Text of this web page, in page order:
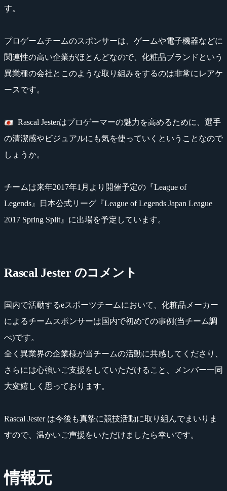
す。
プロゲームチームのスポンサーは、ゲームや電子機器などに
関連性の高い企業がほとんどなので、化粧品ブランドという
異業種の会社とこのような取り組みをするのは非常にレアケ
ースです。
Rascal Jesterはプロゲーマーの魅力を高めるために、選手
の清潔感やビジュアルにも気を使っていくということなので
しょうか。
チームは来年2017年1月より開催予定の『League of
Legends』日本公式リーグ『League of Legends Japan League
2017 Spring Split』に出場を予定しています。
Rascal Jester のコメント
国内で活動するeスポーツチームにおいて、化粧品メーカー
によるチームスポンサーは国内で初めての事例(当チーム調
べ)です。
全く異業界の企業様が当チームの活動に共感してくださり、
さらには心強いご支援をしていただけること、メンバー一同
大変嬉しく思っております。
Rascal Jester は今後も真摯に競技活動に取り組んでまいりま
すので、温かいご声援をいただけましたら幸いです。
情報元